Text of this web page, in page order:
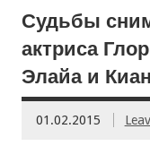
Судьбы
актриса
Элайа и
01.02.2015